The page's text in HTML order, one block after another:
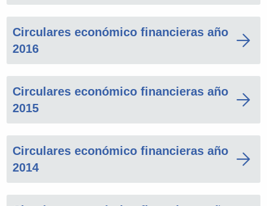
Circulares económico financieras año
2016
Circulares económico financieras año
2015
Circulares económico financieras año
2014